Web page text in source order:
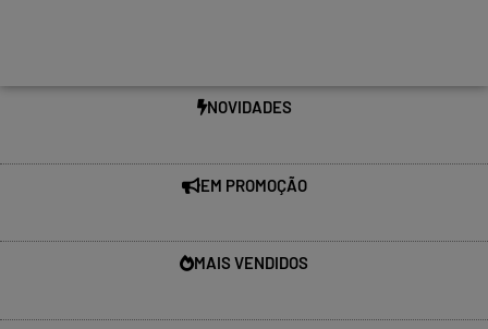
NOVIDADES
EM PROMOÇÃO
MAIS VENDIDOS